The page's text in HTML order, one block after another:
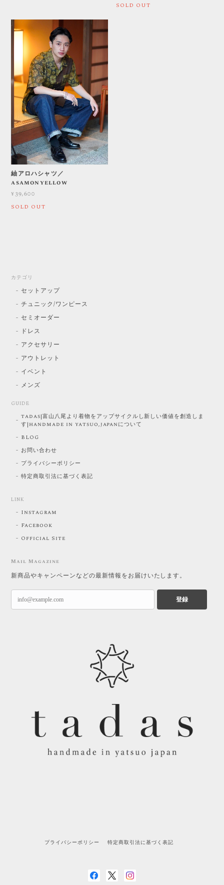
SOLD OUT
紬アロハシャツ／
asamonyellow
¥39,600
SOLD OUT
カテゴリ
セットアップ
チュニック/ワンピース
セミオーダー
ドレス
アクセサリー
アウトレット
イベント
メンズ
GUIDE
tadas|富山八尾より着物をアップサイクルし新しい価値を創造しま
す|handmade in yatsuo,japanについて
BLOG
お問い合わせ
プライバシーポリシー
特定商取引法に基づく表記
LINK
Instagram
Facebook
Official Site
Mail Magazine
新商品やキャンペーンなどの最新情報をお届けいたします。
登録
プライバシーポリシー 特定商取引法に基づく表記